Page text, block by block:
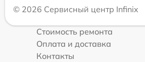
© 2026 Сервисный центр Infinix
Стоимость ремонта
Оплата и доставка
Контакты